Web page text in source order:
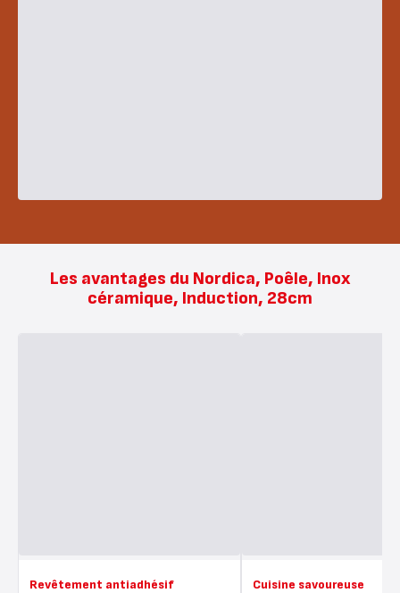
Les avantages du Nordica, Poêle, Inox
céramique, Induction, 28cm
Revêtement antiadhésif
Cuisine savoureuse